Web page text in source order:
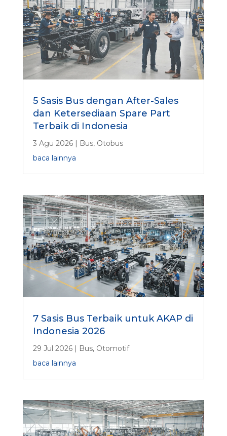
5 Sasis Bus dengan After-Sales
dan Ketersediaan Spare Part
Terbaik di Indonesia
3 Agu 2026| Bus, Otobus
baca lainnya
7 Sasis Bus Terbaik untuk AKAP di
Indonesia 2026
29 Jul 2026| Bus, Otomotif
baca lainnya